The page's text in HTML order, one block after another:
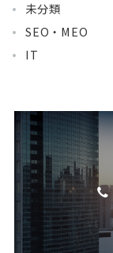
未分類
SEO・MEO
IT